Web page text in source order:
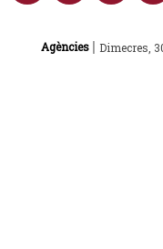
Agències | Dimecres,